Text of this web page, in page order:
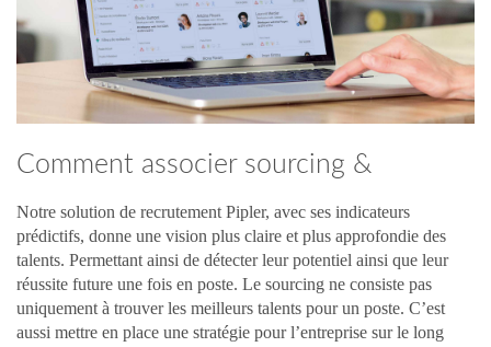
Comment associer sourcing &
gestion de carrière avec Pipler ?
Notre solution de recrutement Pipler, avec ses indicateurs
prédictifs, donne une vision plus claire et plus approfondie des
talents. Permettant ainsi de détecter leur potentiel ainsi que leur
réussite future une fois en poste. Le sourcing ne consiste pas
uniquement à trouver les meilleurs talents pour un poste. C’est
aussi mettre en place une stratégie pour l’entreprise sur le long